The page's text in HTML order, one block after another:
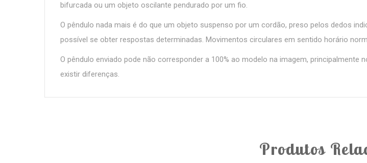
bifurcada ou um objeto oscilante pendurado por um fio.
O pêndulo nada mais é do que um objeto suspenso por um cordão, preso pelos dedos
possível se obter respostas determinadas. Movimentos circulares em sentido horário
O pêndulo enviado pode não corresponder a 100% ao modelo na imagem,
existir diferenças.
Produtos